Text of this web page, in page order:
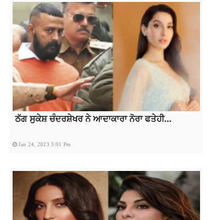
ਠੱਗ ਸੁਕੇਸ਼ ਚੰਦਰਸ਼ੇਖਰ ਨੇ ਆਦਾਕਾਰਾ ਨੋਰਾ ਫਤੇਹੀ...
Jan 24, 2023 3:01 Pm